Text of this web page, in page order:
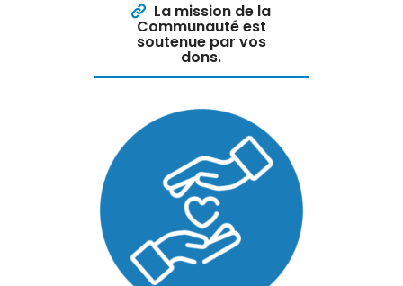
La mission de la
Communauté est
soutenue par vos
dons.